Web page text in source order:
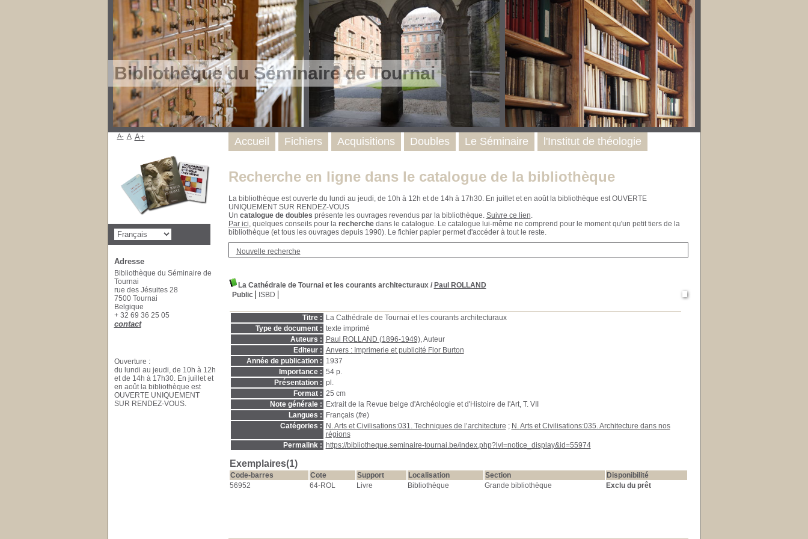
Bibliothèque du Séminaire de Tournai
Recherche en ligne dans le catalogue de la bibliothèque
La bibliothèque est ouverte du lundi au jeudi, de 10h à 12h et de 14h à 17h30. En juillet et en août la bibliothèque est OUVERTE
UNIQUEMENT SUR RENDEZ-VOUS
Un catalogue de doubles présente les ouvrages revendus par la bibliothèque. Suivre ce lien.
Par ici, quelques conseils pour la recherchedans le catalogue. Le catalogue lui-même ne comprend pour le moment qu'un petit tiers de la
bibliothèque (et tous les ouvrages depuis 1990). Le fichier papier permet d'accéder à tout le reste.
Nouvelle recherche
La Cathédrale de Tournai et les courants architecturaux/ Paul ROLLAND
Public
ISBD
Titre :
La Cathédrale de Tournai et les courants architecturaux
Type de document : texte imprimé
Auteurs :
Paul ROLLAND (1896-1949), Auteur
Editeur : Anvers : Imprimerie et publicité Flor Burton
Année de publication : 1937
Importance : 54 p.
Présentation : pl.
Format : 25 cm
Note générale :
Extrait de la Revue belge d'Archéologie et d'Histoire de l'Art, T. VII
Langues :
Français (fre)
Catégories :
N. Arts et Civilisations:031. Techniques de l’architecture ; N. Arts et Civilisations:035. Architecture dans nos
régions
Permalink :
https://bibliotheque.seminaire-tournai.be/index.php?lvl=notice_display&id=55974
Exemplaires(1)
Code-barres Cote Support Localisation Section
Disponibilité
56952
64-ROL Livre Bibliothèque Grande bibliothèque Exclu du prêt
Accueil Fichiers Acquisitions Doubles Le Séminaire l'Institut de théologie
A- A A+
Adresse
Bibliothèque du Séminaire de
Tournai
rue des Jésuites 28
7500 Tournai
Belgique
+ 32 69 36 25 05
contact
Ouverture :
du lundi au jeudi, de 10h à 12h
et de 14h à 17h30. En juillet et
en août la bibliothèque est
OUVERTE UNIQUEMENT
SUR RENDEZ-VOUS.